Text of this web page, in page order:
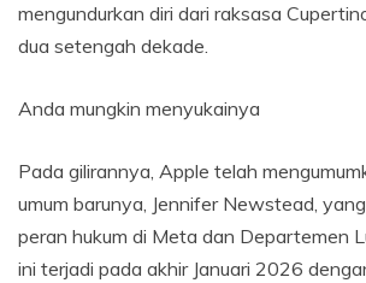
mengundurkan diri dari raksasa
dua setengah dekade.
Anda mungkin menyukainya
Pada gilirannya, Apple telah
umum barunya, Jennifer Newstead,
peran hukum di Meta dan Departemen
ini terjadi pada akhir Januari 2026